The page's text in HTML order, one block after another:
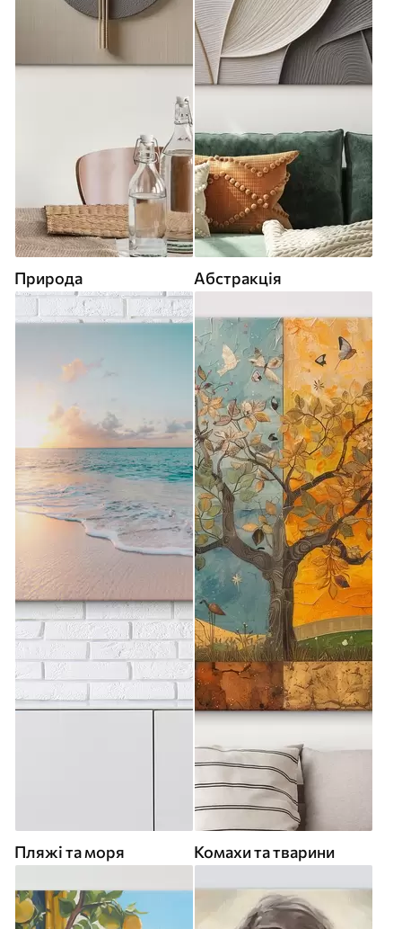
Природа Абстракція
Пляжі та моря Комахи та тварини